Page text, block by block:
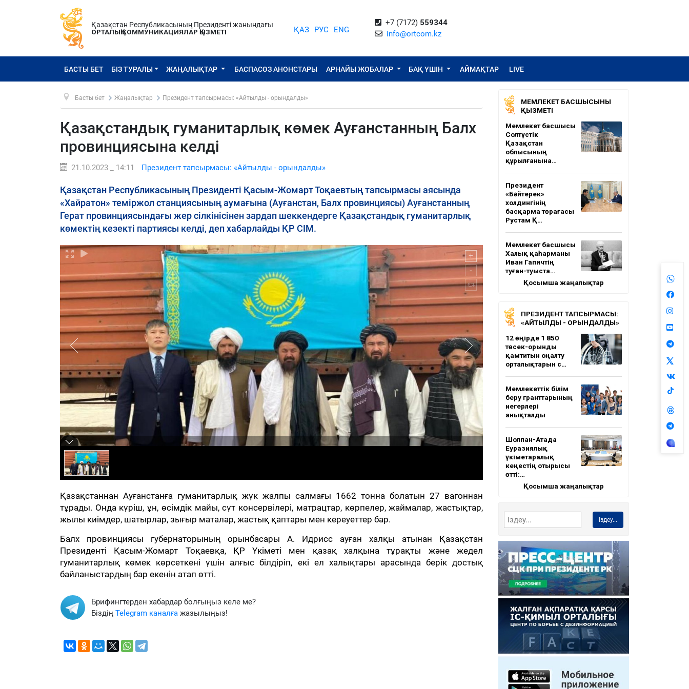
Қазақстан Республикасының Президенті жанындағы
ОРТАЛЫҚ КОММУНИКАЦИЯЛАР ҚЫЗМЕТІ
ҚАЗ РУС ENG
+7 (7172) 559344
info@ortcom.kz
БАСТЫ БЕТ БІЗ ТУРАЛЫ ЖАҢАЛЫҚТАР БАСПАСӨЗ АНОНСТАРЫ АРНАЙЫ ЖОБАЛАР БАҚ ҮШІН АЙМАҚТАР LIVE
Басты бет Жаңалықтар Президент тапсырмасы: «Айтылды - орындалды»
Қазақстандық гуманитарлық көмек Ауғанстанның Балх
провинциясына келді
21.10.2023 _ 14:11 Президент тапсырмасы: «Айтылды - орындалды»
Қазақстан Республикасының Президенті Қасым-Жомарт Тоқаевтың тапсырмасы аясында
«Хайратон» теміржол станциясының аумағына (Ауғанстан, Балх провинциясы) Ауғанстанның
Герат провинциясындағы жер сілкінісінен зардап шеккендерге Қазақстандық гуманитарлық
көмектің кезекті партиясы келді, деп хабарлайды ҚР СІМ.
Қазақстаннан Ауғанстанға гуманитарлық жүк жалпы салмағы 1662 тонна болатын 27 вагоннан
тұрады. Онда күріш, ұн, өсімдік майы, сүт консервілері, матрацтар, көрпелер, жаймалар, жастықтар,
жылы киімдер, шатырлар, зығыр маталар, жастық қаптары мен кереуеттер бар.
Балх провинциясы губернаторының орынбасары А. Идрисс ауған халқы атынан Қазақстан
Президенті Қасым-Жомарт Тоқаевқа, ҚР Үкіметі мен қазақ халқына тұрақты және жедел
гуманитарлық көмек көрсеткені үшін алғыс білдіріп, екі ел халықтары арасында берік достық
байланыстардың бар екенін атап өтті.
Брифингтерден хабардар болғыңыз келе ме?
Біздің Telegram каналға жазылыңыз!
МЕМЛЕКЕТ БАСШЫСЫНЫҢ
ҚЫЗМЕТІ
Мемлекет басшысы
Солтүстік
Қазақстан
облысының
құрылғанына…
Президент
«Бәйтерек»
холдингінің
басқарма төрағасы
Рустам Қ…
Мемлекет басшысы
Халық қаһарманы
Иван Гапичтің
туған-туыста…
Қосымша жаңалықтар
ПРЕЗИДЕНТ ТАПСЫРМАСЫ:
«АЙТЫЛДЫ - ОРЫНДАЛДЫ»
12 өңірде 1 850
төсек-орынды
қамтитын оңалту
орталықтарын с…
Мемлекеттік білім
беру гранттарының
иегерлері
анықталды
Шолпан-Атада
Еуразиялық
үкіметаралық
кеңестің отырысы
өтті:…
Қосымша жаңалықтар
Іздеу...